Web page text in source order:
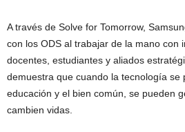
A través de Solve for Tomorrow,
con los ODS al trabajar de la mano con
docentes, estudiantes y aliados
demuestra que cuando la tecnología se
educación y el bien común, se pueden
cambien vidas.